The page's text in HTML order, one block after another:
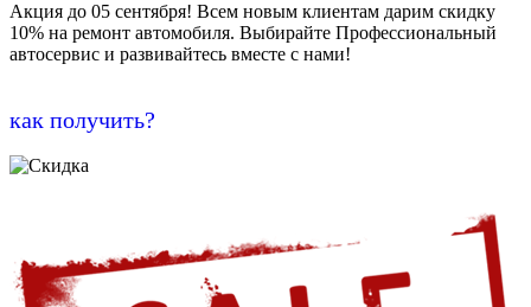
Акция до 05 сентября! Всем новым клиентам дарим скидку
10% на ремонт автомобиля. Выбирайте Профессиональный
автосервис и развивайтесь вместе с нами!
как получить?